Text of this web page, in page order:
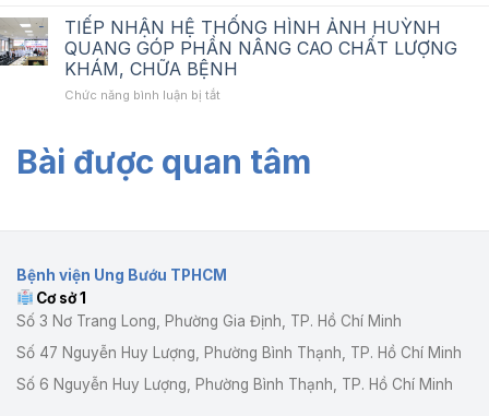
cơ
sở
1
dây
tại
Bệnh
viện
Ung
sở
1
CHỨC
TẬP
HUẤN
QUY
TẮC
VÀ
GIÁO
LUẬT
TRÌNH
“SƯỞI
ẤM
NHỮNG
CẢM”
THÁNG
TIẾP NHẬN HỆ THỐNG HÌNH ẢNH HUỲNH
QUANG GÓP PHẦN NÂNG CAO CHẤT LƯỢNG
KHÁM, CHỮA BỆNH
Chức năng bình luận bị tắt
THỐNG
PHẦN
CAO
LƯỢNG
CHỮA
Bài được quan tâm
Bệnh viện Ung Bướu TPHCM
Cơ sở 1
Số 3 Nơ Trang Long, Phường Gia Định, TP. Hồ Chí Minh
Số 47 Nguyễn Huy Lượng, Phường Bình Thạnh, TP. Hồ Chí Minh
Số 6 Nguyễn Huy Lượng, Phường Bình Thạnh, TP. Hồ Chí Minh